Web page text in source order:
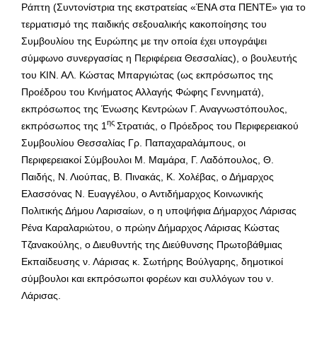
Ράπτη (Συντονίστρια της εκστρατείας «ΈΝΑ στα ΠΕΝΤΕ» για το
τερματισμό της παιδικής σεξουαλικής κακοποίησης του
Συμβουλίου της Ευρώπης με την οποία έχει υπογράψει
σύμφωνο συνεργασίας η Περιφέρεια Θεσσαλίας), ο βουλευτής
του ΚΙΝ. ΑΛ. Κώστας Μπαργιώτας (ως εκπρόσωπος της
Προέδρου του Κινήματος Αλλαγής Φώφης Γεννηματά),
εκπρόσωπος της Ένωσης Κεντρώων Γ. Αναγνωστόπουλος,
εκπρόσωπος της 1 ης Στρατιάς, ο Πρόεδρος του Περιφερειακού
Συμβουλίου Θεσσαλίας Γρ. Παπαχαραλάμπους, οι
Περιφερειακοί Σύμβουλοι Μ. Μαμάρα, Γ. Λαδόπουλος, Θ.
Παιδής, Ν. Λιούπας, Β. Πινακάς, Κ. Χολέβας, ο Δήμαρχος
Ελασσόνας Ν. Ευαγγέλου, ο Αντιδήμαρχος Κοινωνικής
Πολιτικής Δήμου Λαρισαίων, ο η υποψήφια Δήμαρχος Λάρισας
Ρένα Καραλαριώτου, ο πρώην Δήμαρχος Λάρισας Κώστας
Τζανακούλης, ο Διευθυντής της Διεύθυνσης Πρωτοβάθμιας
Εκπαίδευσης ν. Λάρισας κ. Σωτήρης Βούλγαρης, δημοτικοί
σύμβουλοι και εκπρόσωποι φορέων και συλλόγων του ν.
Λάρισας.